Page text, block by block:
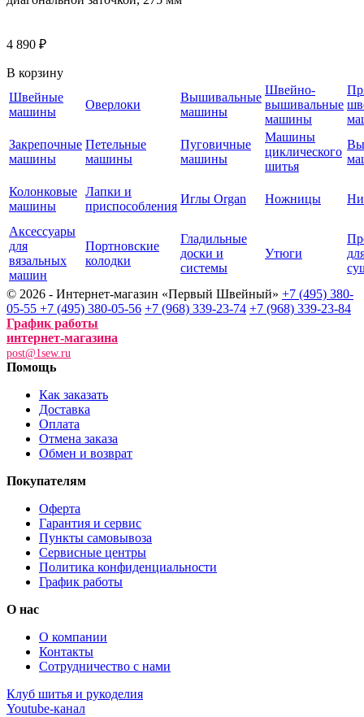
4 890 ₽
В корзину
Швейные
машины
Оверлоки
Вышивальные
машины
Швейно-
вышивальные
машины
Закрепочные
машины
Петельные
машины
Пуговичные
машины
Машины
циклического
шитья
Колонковые
машины
Лапки и
приспособления
Иглы Organ Ножницы
Аксессуары
для
вязальных
машин
Портновские
колодки
Гладильные
доски и
системы
Утюги
© 2026 - Интернет-магазин «Первый Швейный» +7 (495) 380-
05-55 +7 (495) 380-05-56 +7 (968) 339-23-74 +7 (968) 339-23-84
График работы
интернет-магазина
post@1sew.ru
Помощь
Как заказать
Доставка
Оплата
Отмена заказа
Обмен и возврат
Покупателям
Оферта
Гарантия и сервис
Пункты самовывоза
Сервисные центры
Политика конфиденциальности
График работы
О нас
О компании
Контакты
Сотрудничество с нами
Клуб шитья и рукоделия
Youtube-канал